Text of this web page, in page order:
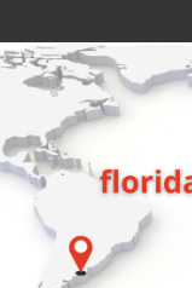
al
contenido